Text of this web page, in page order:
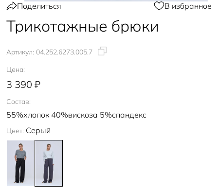
Поделиться В избранное
Трикотажные брюки
Артикул: 04.252.6273.005.7
Цена:
3 390 ₽
Состав:
55%хлопок 40%вискоза 5%спандекс
Цвет: Серый